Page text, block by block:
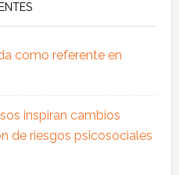
como referente en
inspiran cambios
de riesgos psicosociales